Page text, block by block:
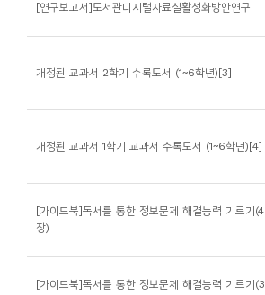
[연구보고서]도서관디지털자료실활성화방안연구
개정된 교과서 2학기 수록도서 (1~6학년)[3]
개정된 교과서 1학기 교과서 수록도서 (1~6학년)[4]
[가이드북]독서를 통한 정보문제 해결능력 기르기(4
장)
[가이드북]독서를 통한 정보문제 해결능력 기르기(3